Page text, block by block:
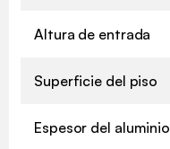
Altura de entrada
Superficie del piso
Espesor del aluminio